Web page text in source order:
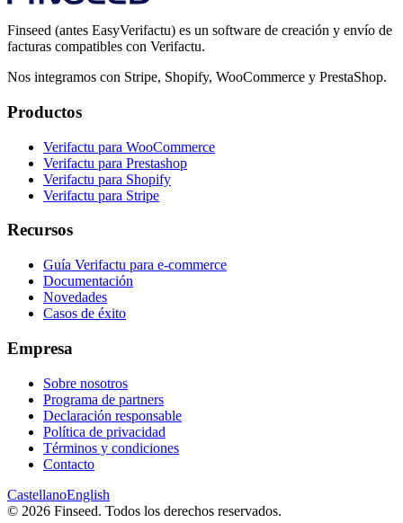
Finseed (antes EasyVerifactu) es un software de creación y envío de
facturas compatibles con Verifactu.
Nos integramos con Stripe, Shopify, WooCommerce y PrestaShop.
Productos
Verifactu para WooCommerce
Verifactu para Prestashop
Verifactu para Shopify
Verifactu para Stripe
Recursos
Guía Verifactu para e-commerce
Documentación
Novedades
Casos de éxito
Empresa
Sobre nosotros
Programa de partners
Declaración responsable
Política de privacidad
Términos y condiciones
Contacto
CastellanoEnglish
© 2026 Finseed. Todos los derechos reservados.